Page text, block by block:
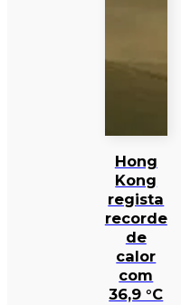
Hong
Kong
regista
recorde
de
calor
com
36,9 °C